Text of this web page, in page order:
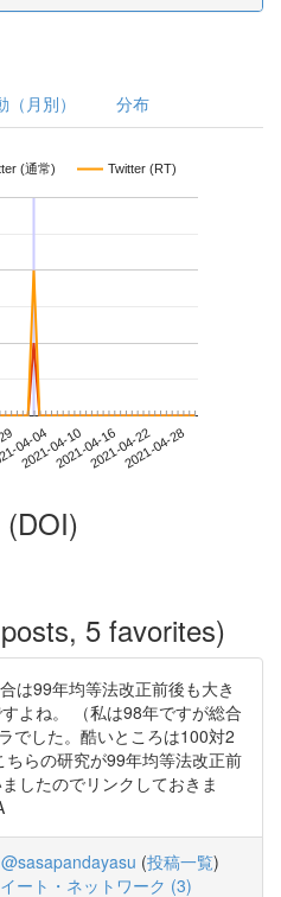
（月別） 分布
(通常) Twitter (RT)
04-04
2021-04-102021-04-162021-04-222021-04-28
5 favorites)
は99年均等法改正前後も大き
よね。 （私は98年ですが総合
でした。酷いところは100対2
らの研究が99年均等法改正前
したのでリンクしておきま
@sasapandayasu (投稿一覧)
ート・ネットワーク (3)